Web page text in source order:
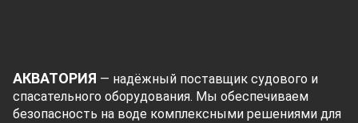
АКВАТОРИЯ — надёжный поставщик судового и
спасательного оборудования. Мы обеспечиваем
безопасность на воде комплексными решениями для